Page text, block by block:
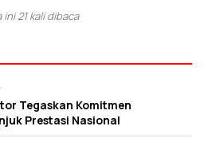
ini 21 kali dibaca
Tegaskan Komitmen
Prestasi Nasional